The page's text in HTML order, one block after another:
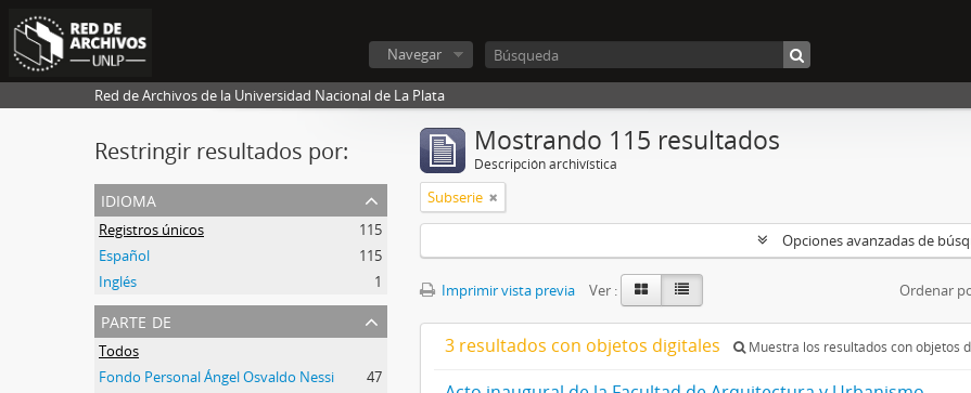
Navegar
Red de Archivos de la Universidad Nacional de La Plata
Restringir resultados por:
idioma
Registros únicos
115
Español
115
Inglés
1
parte de
Todos
Fondo Personal Ángel Osvaldo Nessi
47
Mostrando 115 resultados
Descripción archivística
Subserie
Opciones avanzadas de
Imprimir vista previa Ver : Ordenar
3 resultados con objetos digitales Muestra los resultados con objetos